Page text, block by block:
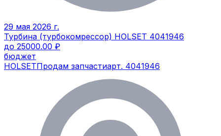
29 мая 2026 г.
Турбина (турбокомрессор) HOLSET 4041946
до 25000.00 ₽
бюджет
HOLSETПродам запчастиарт. 4041946